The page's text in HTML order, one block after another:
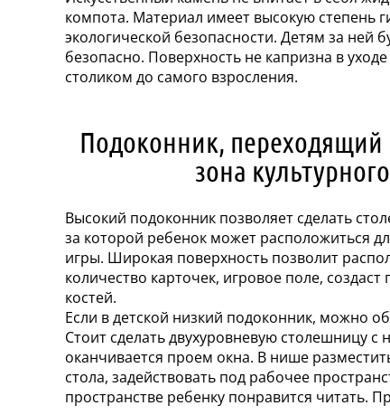
компота. Материал имеет высокую степень
экологической безопасности. Детям за ней
безопасно. Поверхность не капризна в
столиком до самого взросления.
Подоконник, переходящий
зона
Высокий подоконник позволяет сделать
за которой ребенок может расположиться
игры. Широкая поверхность позволит
количество карточек, игровое поле, создаст
костей.
Если в детской низкий подоконник, можно
Стоит сделать двухуровневую столешницу с
оканчивается проем окна. В нише
стола, задействовать под рабочее
пространстве ребенку понравится читать.